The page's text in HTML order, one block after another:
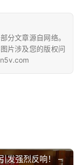
分文章源自网络。
片涉及您的版权问
发强烈反响！ –